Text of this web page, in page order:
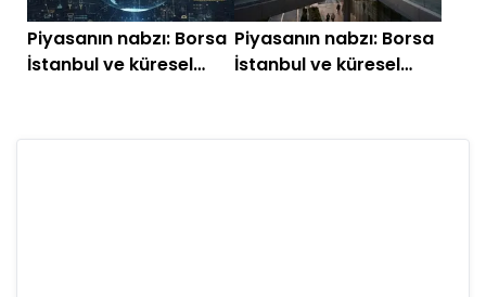
Piyasanın nabzı: Borsa
İstanbul ve küresel
2026)
Piyasanın nabzı: Borsa
İstanbul ve küresel